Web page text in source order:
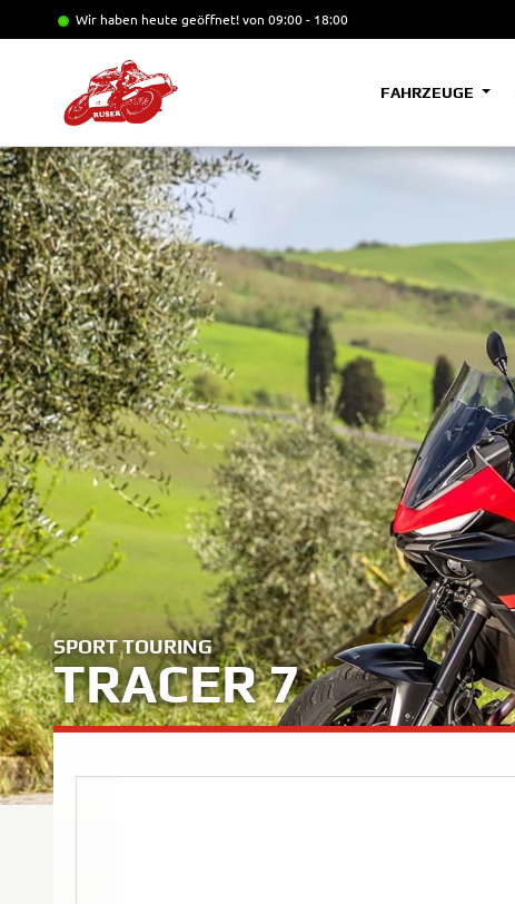
Wir haben heute geöffnet!von 09:00 - 18:00
FAHRZEUGE
SPORT TOURING
TRACER 7